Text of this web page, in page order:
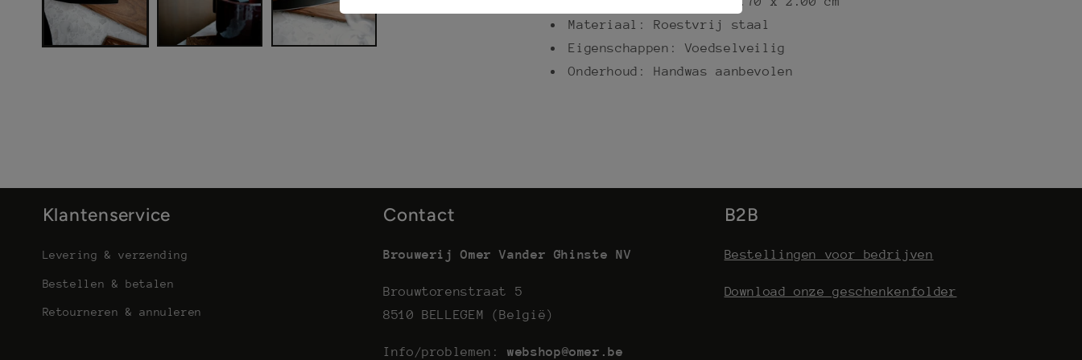
Materiaal: Roestvrij staal
Eigenschappen: Voedselveilig
Onderhoud: Handwas aanbevolen
Klantenservice
Levering & verzending
Bestellen & betalen
Retourneren & annuleren
Contact
Brouwerij Omer Vander Ghinste NV
Brouwtorenstraat 5
8510 BELLEGEM (België)
Info/problemen:webshop@omer.be
B2B
Bestellingen voor bedrijven
Download onze geschenkenfolder